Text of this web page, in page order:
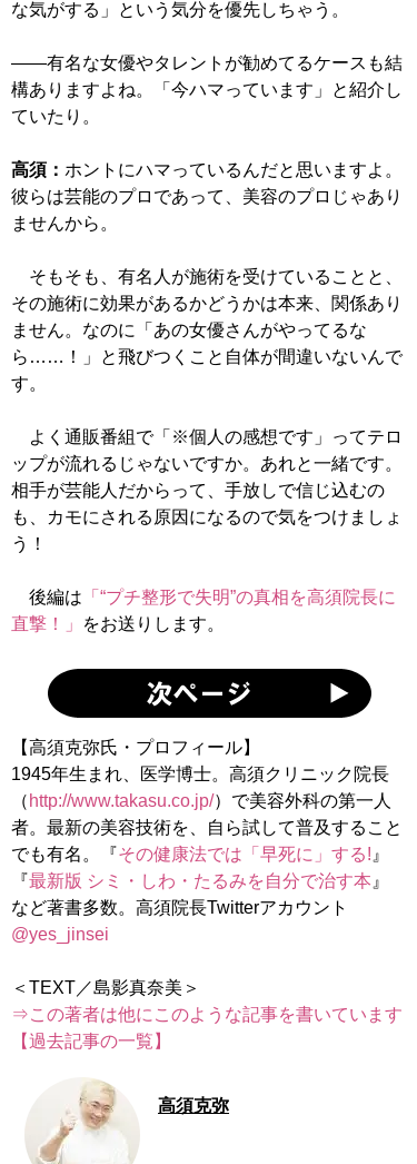
な気がする」という気分を優先しちゃう。
――有名な女優やタレントが勧めてるケースも結
構ありますよね。「今ハマっています」と紹介し
ていたり。
高須： ホントにハマっているんだと思いますよ。
彼らは芸能のプロであって、美容のプロじゃあり
ませんから。
そもそも、有名人が施術を受けていることと、
その施術に効果があるかどうかは本来、関係あり
ません。なのに「あの女優さんがやってるな
ら……！」と飛びつくこと自体が間違いないんで
す。
よく通販番組で「※個人の感想です」ってテロ
ップが流れるじゃないですか。あれと一緒です。
相手が芸能人だからって、手放しで信じ込むの
も、カモにされる原因になるので気をつけましょ
う！
後編は 「“プチ整形で失明”の真相を高須院長に
直撃！」
をお送りします。
【高須克弥氏・プロフィール】
1945年生まれ、医学博士。高須クリニック院長
（ http://www.takasu.co.jp/）で美容外科の第一人
者。最新の美容技術を、自ら試して普及すること
でも有名。『その健康法では「早死に」する! 』
『最新版 シミ・しわ・たるみを自分で治す本 』
など著書多数。高須院長Twitterアカウント
@yes_jinsei
⇒この著者は他にこのような記事を書いています
【過去記事の一覧】
高須克弥